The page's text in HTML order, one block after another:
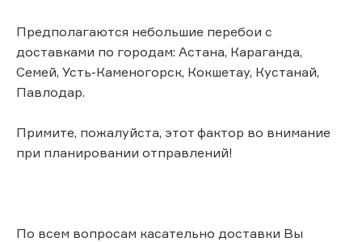
Предполагаются небольшие перебои с
доставками по городам: Астана, Караганда,
Семей, Усть-Каменогорск, Кокшетау, Кустанай,
Павлодар.
Примите, пожалуйста, этот фактор во внимание
при планировании отправлений!
По всем вопросам касательно доставки Вы